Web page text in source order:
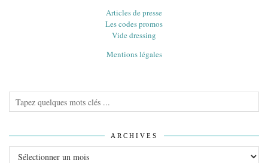
Articles de presse
Les codes promos
Vide dressing
Mentions légales
ARCHIVES